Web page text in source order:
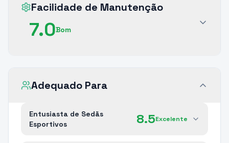
Facilidade de Manutenção
7.0Bom
Adequado Para
Entusiasta de Sedãs
Esportivos
8.5Excelente